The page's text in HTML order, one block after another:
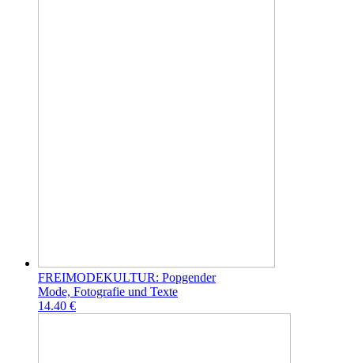
FREIMODEKULTUR: Popgender
Mode, Fotografie und Texte
14.40 €